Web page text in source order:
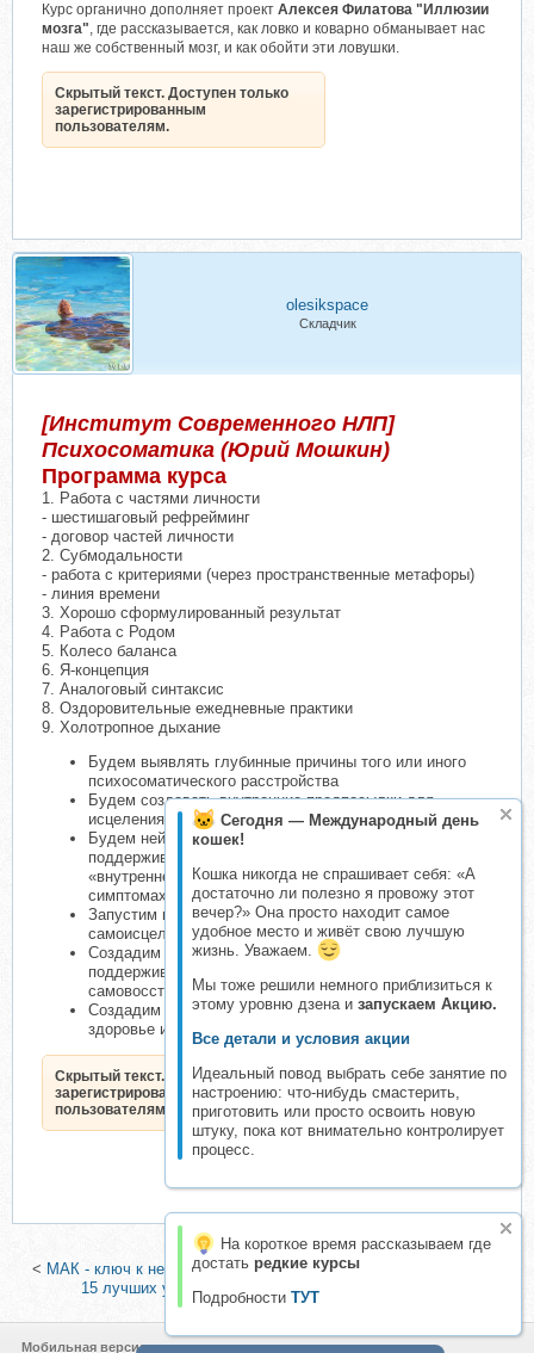
Сегодня — Международный день
кошек!
Кошка никогда не спрашивает себя: «А
достаточно ли полезно я провожу этот
вечер?» Она просто находит самое
удобное место и живёт свою лучшую
жизнь. Уважаем.
Мы тоже решили немного приблизиться к
этому уровню дзена и запускаем Акцию.
Все детали и условия акции
Идеальный повод выбрать себе занятие по
настроению: что-нибудь смастерить,
приготовить или просто освоить новую
штуку, пока кот внимательно контролирует
процесс.
На короткое время рассказываем где
достать редкие курсы
Подробности ТУТ
Курс органично дополняет проект Алексея Филатова "Иллюзии
мозга", где рассказывается, как ловко и коварно обманывает нас
наш же собственный мозг, и как обойти эти ловушки.
Скрытый текст. Доступен только
зарегистрированным
пользователям.
olesikspace
Складчик
[Институт Современного НЛП]
Психосоматика (Юрий Мошкин)
Программа курса
1. Работа с частями личности
- шестишаговый рефрейминг
- договор частей личности
2. Субмодальности
- работа с критериями (через пространственные метафоры)
- линия времени
3. Хорошо сформулированный результат
4. Работа с Родом
5. Колесо баланса
6. Я-концепция
7. Аналоговый синтаксис
8. Оздоровительные ежедневные практики
9. Холотропное дыхание
Будем выявлять глубинные причины того или иного
психосоматического расстройства
Будем создавать внутренние предпосылки для
исцеления и гармонизации,
Будем нейтрализовать внутренние конфликты,
поддерживающие патологические состояния
«внутреннего разлада», проявляющиеся в телесных
симптомах
Запустим процессы внутренней мудрости
самоисцеления, индивидуальные для каждого случая
Создадим новый образ здорового себя, который будет
поддерживать и усиливать процессы
самовосстановления
Создадим то будущее, ради которого, собственно,
здоровье и нужно
Скрытый текст. Доступен только
зарегистрированным
пользователям.
< МАК - ключ к неизведанному (Жанна Абрамова)
15 лучших универсальных техник (Яна Зароцкая)
Мобильная версия